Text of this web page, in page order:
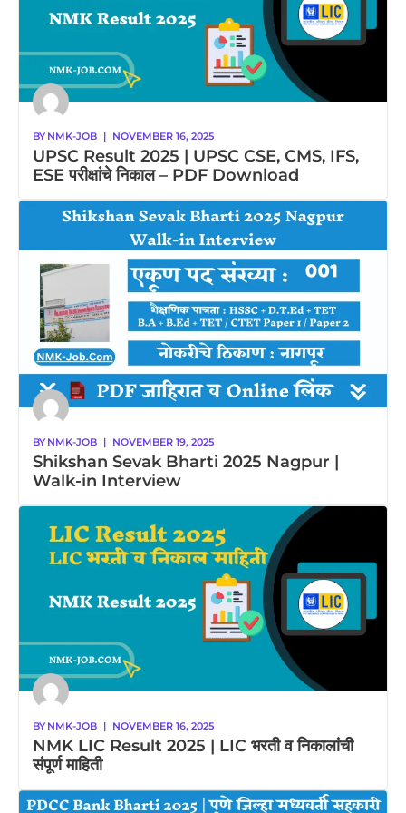
BY NMK-JOB | NOVEMBER 16, 2025
UPSC Result 2025 | UPSC CSE, CMS, IFS,
ESE परीक्षांचे निकाल – PDF Download
BY NMK-JOB | NOVEMBER 19, 2025
Shikshan Sevak Bharti 2025 Nagpur |
Walk-in Interview
BY NMK-JOB | NOVEMBER 16, 2025
NMK LIC Result 2025 | LIC भरती व निकालांची
संपूर्ण माहिती